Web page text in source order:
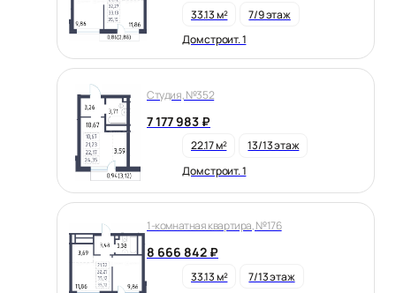
33.13 м²
7/9 этаж
Дом строит. 1
Студия, №352
7 177 983 ₽
22.17 м²
13/13 этаж
Дом строит. 1
1-комнатная квартира, №176
8 666 842 ₽
33.13 м²
7/13 этаж